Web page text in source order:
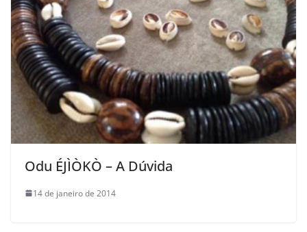
Odu ÉJÌÒKÒ – A Dúvida
14 de janeiro de 2014